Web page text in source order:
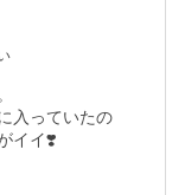
入っていたの
イイ❣️